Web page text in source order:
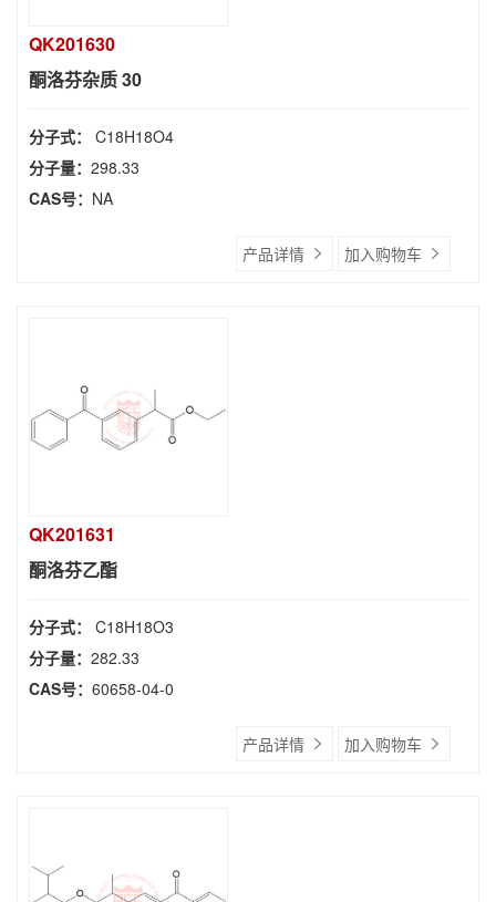
QK201630
酮洛芬杂质 30
分子式： C18H18O4
分子量： 298.33
CAS号： NA
产品详情 加入购物车
QK201631
酮洛芬乙酯
分子式： C18H18O3
分子量： 282.33
CAS号： 60658-04-0
产品详情 加入购物车